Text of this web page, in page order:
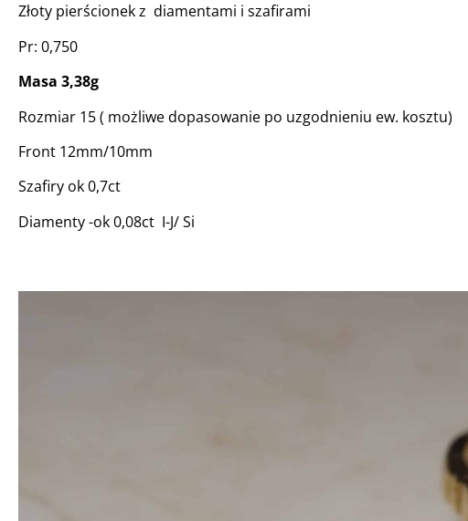
Złoty pierścionek z diamentami i szafirami
Pr: 0,750
Masa 3,38g
Rozmiar 15 ( możliwe dopasowanie po uzgodnieniu ew. kosztu)
Front 12mm/10mm
Szafiry ok 0,7ct
Diamenty -ok 0,08ct I-J/ Si